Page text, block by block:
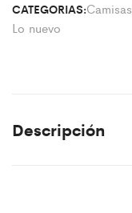
CATEGORIAS:Camisas
Lo nuevo
Descripción